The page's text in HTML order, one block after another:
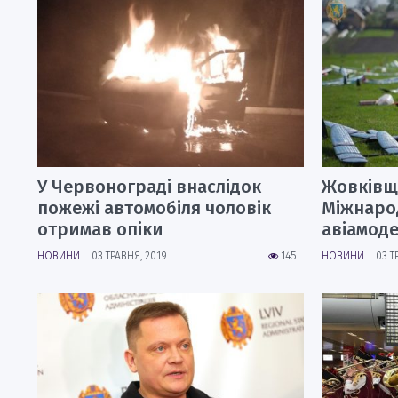
У Червонограді внаслідок
пожежі автомобіля чоловік
отримав опіки
145
НОВИНИ 03 ТРАВНЯ, 2019 НОВИНИ 03